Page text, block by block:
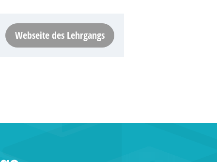
Webseite des Lehrgangs